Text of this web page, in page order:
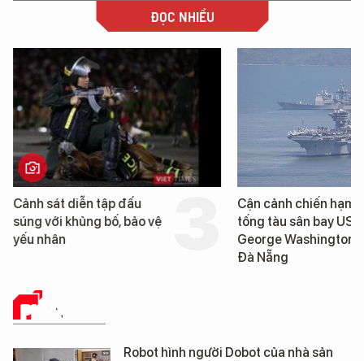
ĐỌC NHIỀU
Cảnh sát diễn tập đấu
súng với khủng bố, bảo vệ
yếu nhân
Cận cảnh chiến hạm
tống tàu sân bay USS
George Washington
Đà Nẵng
PHÂN TÍCH
Robot hình người Dobot của nhà sản